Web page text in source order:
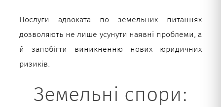
Послуги адвоката по земельних питаннях
дозволяють не лише усунути наявні проблеми, а
й запобігти виникненню нових юридичних
ризиків.
Земельні спори: